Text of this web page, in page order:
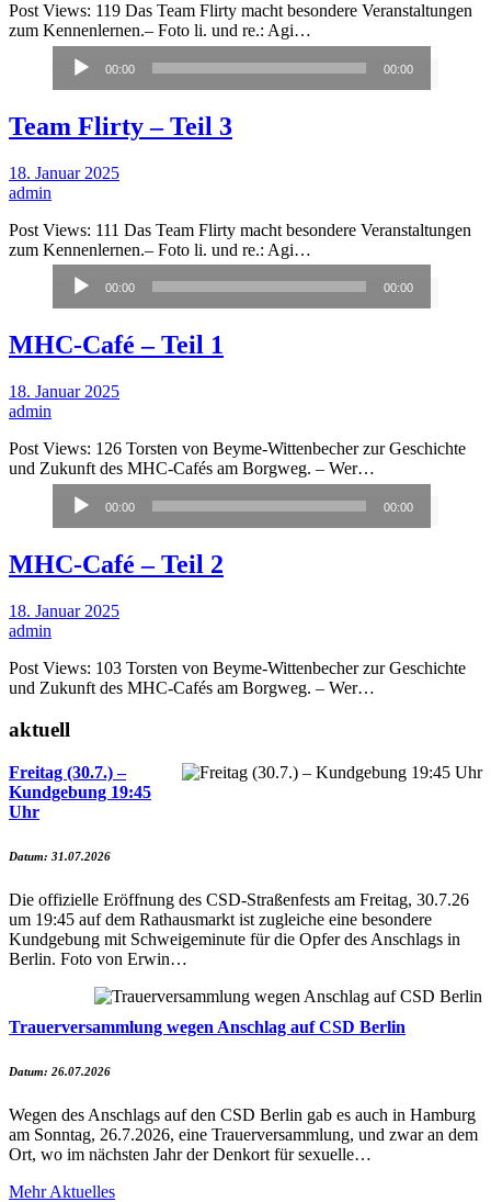
Post Views: 119 Das Team Flirty macht besondere Veranstaltungen
zum Kennenlernen.– Foto li. und re.: Agi…
Audio-
Player
00:00 00:00
Team Flirty – Teil 3
18. Januar 2025
admin
Post Views: 111 Das Team Flirty macht besondere Veranstaltungen
zum Kennenlernen.– Foto li. und re.: Agi…
Audio-
Player
00:00 00:00
MHC-Café – Teil 1
18. Januar 2025
admin
Post Views: 126 Torsten von Beyme-Wittenbecher zur Geschichte
und Zukunft des MHC-Cafés am Borgweg. – Wer…
Audio-
Player
00:00 00:00
MHC-Café – Teil 2
18. Januar 2025
admin
Post Views: 103 Torsten von Beyme-Wittenbecher zur Geschichte
und Zukunft des MHC-Cafés am Borgweg. – Wer…
aktuell
Freitag (30.7.) –
Kundgebung 19:45
Uhr
Datum: 31.07.2026
Die offizielle Eröffnung des CSD-Straßenfests am Freitag, 30.7.26
um 19:45 auf dem Rathausmarkt ist zugleiche eine besondere
Kundgebung mit Schweigeminute für die Opfer des Anschlags in
Berlin. Foto von Erwin…
Trauerversammlung wegen Anschlag auf CSD Berlin
Datum: 26.07.2026
Wegen des Anschlags auf den CSD Berlin gab es auch in Hamburg
am Sonntag, 26.7.2026, eine Trauerversammlung, und zwar an dem
Ort, wo im nächsten Jahr der Denkort für sexuelle…
Mehr Aktuelles